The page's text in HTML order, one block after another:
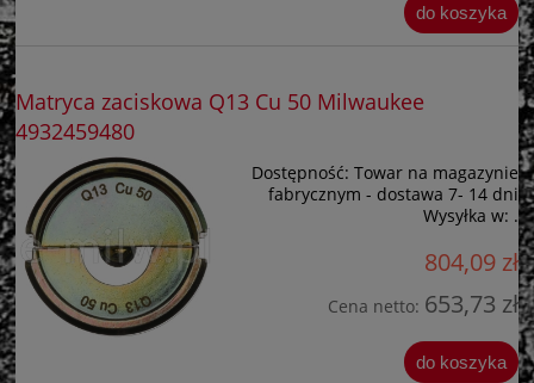
do koszyka
Matryca zaciskowa Q13 Cu 50 Milwaukee
4932459480
Dostępność: Towar na magazynie
fabrycznym - dostawa 7- 14 dni
Wysyłka w: .
804,09 zł
Cena netto: 653,73 zł
do koszyka